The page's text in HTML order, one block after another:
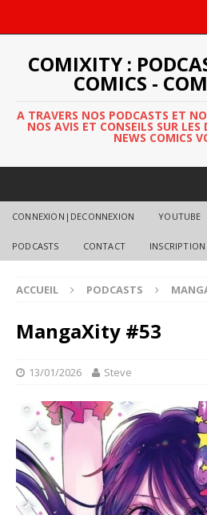
COMIXITY :
COMICS -
A TRAVERS NOS PODCASTS ET
NOS AVIS ET CONSEILS SUR LES
NEWS COMICS
CONNEXION|DECONNEXION YOUTUBE
PODCASTS CONTACT INSCRIPTION
ACCUEIL PODCASTS
MangaXity #53
13/01/2026 Steve